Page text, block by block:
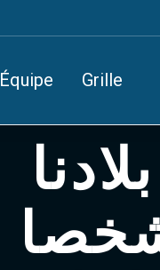
Équipe Grille
أرواح 42 شخصا